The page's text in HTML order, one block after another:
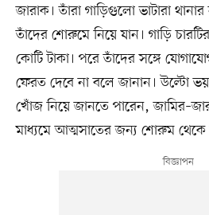
জারাক। তাঁরা গাড়িগুলো ভাটারা থানার
তাঁদের শোরুমে নিয়ে যান। গাড়ি
কোটি টাকা। পরে তাঁদের সঙ্গে
ফেরত দেবে না বলে জানান। উল্টো
খোঁজ নিয়ে জানতে পারেন,
মাধ্যমে আত্মসাতের জন্য শোরুম থেকে